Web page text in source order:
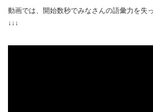
動画では、開始数秒でみなさんの語彙力を失
↓↓↓